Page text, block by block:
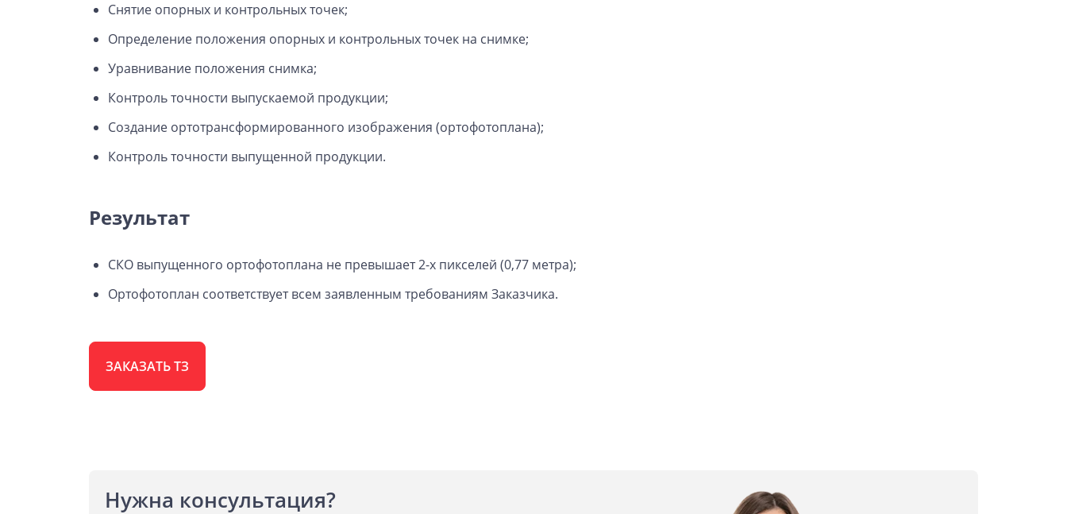
Снятие опорных и контрольных точек;
Определение положения опорных и контрольных точек на снимке;
Уравнивание положения снимка;
Контроль точности выпускаемой продукции;
Создание ортотрансформированного изображения (ортофотоплана);
Контроль точности выпущенной продукции.
Результат
СКО выпущенного ортофотоплана не превышает 2-х пикселей (0,77 метра);
Ортофотоплан соответствует всем заявленным требованиям Заказчика.
ЗАКАЗАТЬ ТЗ
Нужна консультация?